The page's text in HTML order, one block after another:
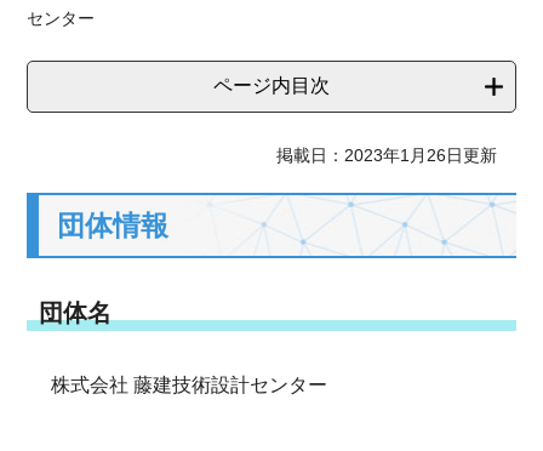
センター
ページ内目次
掲載日：2023年1月26日更新
団体情報
団体名
株式会社 藤建技術設計センター